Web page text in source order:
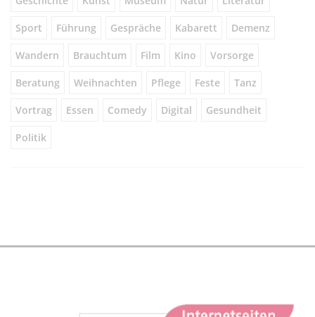
Sport Führung Gespräche Kabarett Demenz
Wandern Brauchtum Film Kino Vorsorge
Beratung Weihnachten Pflege Feste Tanz
Vortrag Essen Comedy Digital Gesundheit
Politik